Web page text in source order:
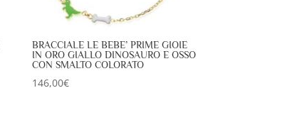
BRACCIALE LE BEBE’ PRIME GIOIE
IN ORO GIALLO DINOSAURO E OSSO
CON SMALTO COLORATO
146,00€